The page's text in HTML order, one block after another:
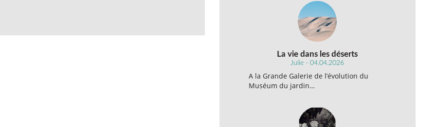
La vie dans les déserts
Julie - 04.04.2026
A la Grande Galerie de l’évolution du
Muséum du jardin…